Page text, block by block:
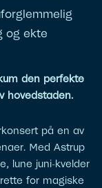
og ekte
den perfekte
hovedstaden.
på en av
Med Astrup
lune juni-kvelder
for magiske